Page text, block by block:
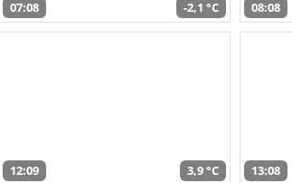
07:08 -2,1 °C 08:08
12:09 3,9 °C 13:08